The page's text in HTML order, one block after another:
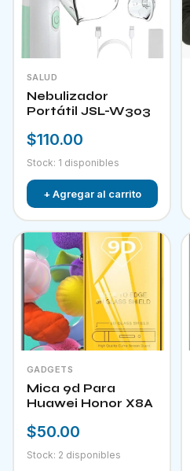
SALUD
Nebulizador
Portátil JSL-W303
$110.00
Stock: 1 disponibles
+ Agregar al carrito
GADGETS
Mica 9d Para
Huawei Honor X8A
$50.00
Stock: 2 disponibles